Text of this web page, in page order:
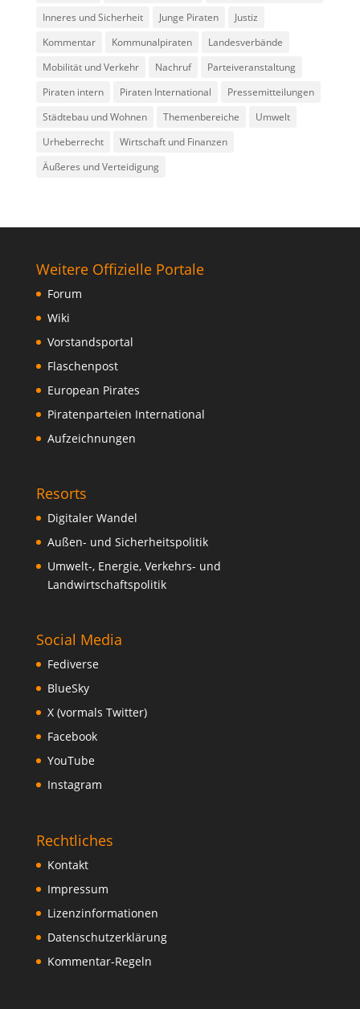
Inneres und Sicherheit
Junge Piraten
Justiz
Kommentar
Kommunalpiraten
Landesverbände
Mobilität und Verkehr
Nachruf
Parteiveranstaltung
Piraten intern
Piraten International
Pressemitteilungen
Städtebau und Wohnen
Themenbereiche
Umwelt
Urheberrecht
Wirtschaft und Finanzen
Äußeres und Verteidigung
Weitere Offizielle Portale
Forum
Wiki
Vorstandsportal
Flaschenpost
European Pirates
Piratenparteien International
Aufzeichnungen
Resorts
Digitaler Wandel
Außen- und Sicherheitspolitik
Umwelt-, Energie, Verkehrs- und
Landwirtschaftspolitik
Social Media
Fediverse
BlueSky
X (vormals Twitter)
Facebook
YouTube
Instagram
Rechtliches
Kontakt
Impressum
Lizenzinformationen
Datenschutzerklärung
Kommentar-Regeln